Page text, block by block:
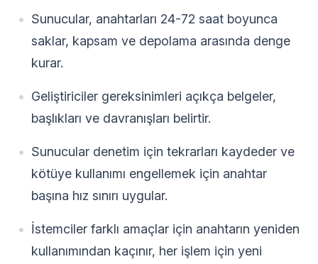
Sunucular, anahtarları 24-72 saat boyunca
saklar, kapsam ve depolama arasında denge
kurar.
Geliştiriciler gereksinimleri açıkça belgeler,
başlıkları ve davranışları belirtir.
Sunucular denetim için tekrarları kaydeder ve
kötüye kullanımı engellemek için anahtar
başına hız sınırı uygular.
İstemciler farklı amaçlar için anahtarın yeniden
kullanımından kaçınır, her işlem için yeni